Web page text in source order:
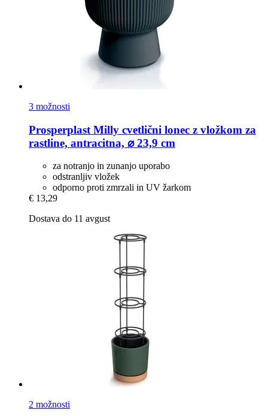
3 možnosti
Prosperplast Milly cvetlični lonec z vložkom za
rastline, antracitna, ⌀ 23,9 cm
za notranjo in zunanjo uporabo
odstranljiv vložek
odporno proti zmrzali in UV žarkom
€ 13,29
Dostava do 11 avgust
2 možnosti